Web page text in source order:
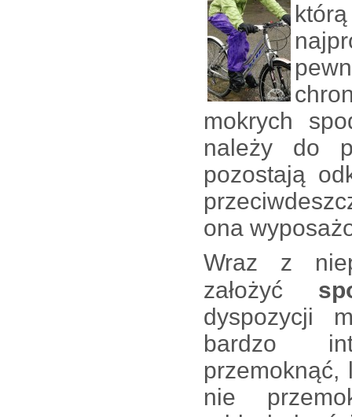
mokrych
należy do
pozostają
ona
Wraz z
założyć
dyspozycji
bardzo
nie